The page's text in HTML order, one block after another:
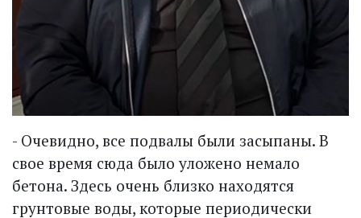
- Очевидно, все подвалы были засыпаны. В
свое время сюда было уложено немало
бетона. Здесь очень близко находятся
грунтовые воды, которые периодически